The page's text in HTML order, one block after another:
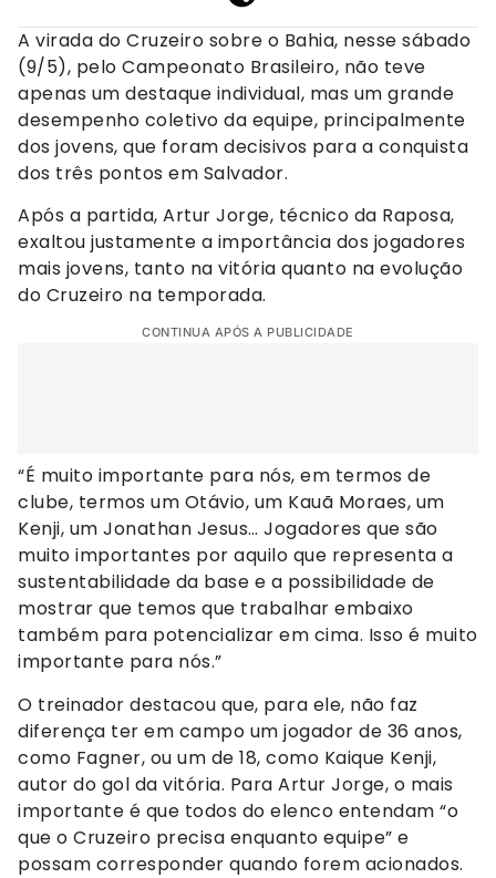
A virada do Cruzeiro sobre o Bahia, nesse sábado
(9/5), pelo Campeonato Brasileiro, não teve
apenas um destaque individual, mas um grande
desempenho coletivo da equipe, principalmente
dos jovens, que foram decisivos para a conquista
dos três pontos em Salvador.
Após a partida, Artur Jorge, técnico da Raposa,
exaltou justamente a importância dos jogadores
mais jovens, tanto na vitória quanto na evolução
do Cruzeiro na temporada.
CONTINUA APÓS A PUBLICIDADE
“É muito importante para nós, em termos de
clube, termos um Otávio, um Kauã Moraes, um
Kenji, um Jonathan Jesus… Jogadores que são
muito importantes por aquilo que representa a
sustentabilidade da base e a possibilidade de
mostrar que temos que trabalhar embaixo
também para potencializar em cima. Isso é muito
importante para nós.”
O treinador destacou que, para ele, não faz
diferença ter em campo um jogador de 36 anos,
como Fagner, ou um de 18, como Kaique Kenji,
autor do gol da vitória. Para Artur Jorge, o mais
importante é que todos do elenco entendam “o
que o Cruzeiro precisa enquanto equipe” e
possam corresponder quando forem acionados.